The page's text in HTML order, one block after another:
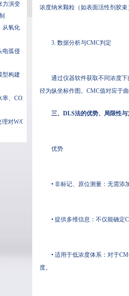
力演变
从氧化
电弧侵
型构建
、CO2
对W/O
浓度纳米颗粒（如表面活性剂胶
3. 数据分析与CMC判定
通过仪器软件获取不同浓度
径为纵坐标作图。CMC值对应于
三、DLS法的优势、局限性
优势
• 非标记、原位测量：无需添
• 提供多维信息：不仅能确定
• 适用于低浓度体系：对于
度。